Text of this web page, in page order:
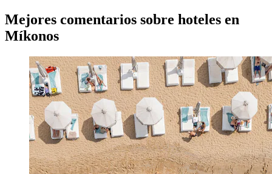
Mejores comentarios sobre hoteles en
Míkonos